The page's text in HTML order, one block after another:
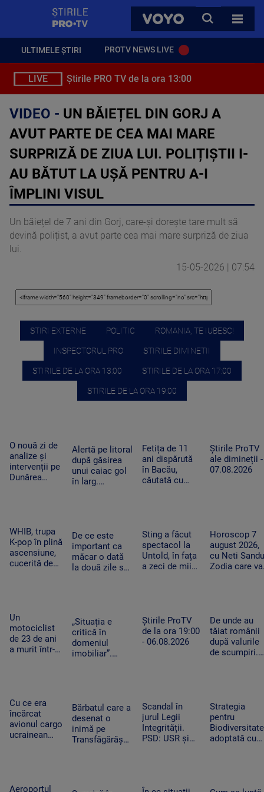
VOYO
CAUTA
TOATE
ULTIMELE ȘTIRI PROTV NEWS LIVE
LIVE Știrile PRO TV de la ora 13:00
VIDEO - UN BĂIEȚEL DIN GORJ A
AVUT PARTE DE CEA MAI MARE
SURPRIZĂ DE ZIUA LUI. POLIȚIȘTII I-
AU BĂTUT LA UȘĂ PENTRU A-I
ÎMPLINI VISUL
Un băiețel de 7 ani din Gorj, care-și dorește tare mult să
devină polițist, a avut parte cea mai mare surpriză de ziua
lui.
15-05-2026 | 07:54
STIRI EXTERNE POLITIC ROMANIA, TE IUBESC!
INSPECTORUL PRO STIRILE DIMINETII
STIRILE DE LA ORA 13:00 STIRILE DE LA ORA 17:00
STIRILE DE LA ORA 19:00
O nouă zi de
analize și
intervenții pe
Dunărea
Alertă pe litoral
după găsirea
unui caiac gol
în larg.
Fetița de 11
ani dispărută
în Bacău,
căutată cu
Știrile ProTV
ale dimineții -
07.08.2026
WHIB, trupa
K-pop în plină
ascensiune,
cucerită de
fermecătoare
decât ne
imaginam”
De ce este
important ca
măcar o dată
la două zile să
de o boală grea
Sting a făcut
spectacol la
Untold, în fața
a zeci de mii
limba română
Horoscop 7
august 2026,
cu Neti
Zodia care va
Un
motociclist
de 23 de ani
a murit într-
iar vehiculul
nu era
înmatriculat
„Situația e
critică în
domeniul
imobiliar”.
cauza
blocajului de la
ANCPI
Știrile ProTV
de la ora 19:00
- 06.08.2026
De unde au
tăiat românii
după valurile
de scumpiri.
coșul de
cumpărături
Cu ce era
încărcat
avionul cargo
ucrainean
bombă pe
Bărbatul care a
desenat o
inimă pe
Transfăgărășan
Scandal în
jurul Legii
Integrității.
PSD: USR și
Strategia
pentru
adoptată cu
Aeroportul